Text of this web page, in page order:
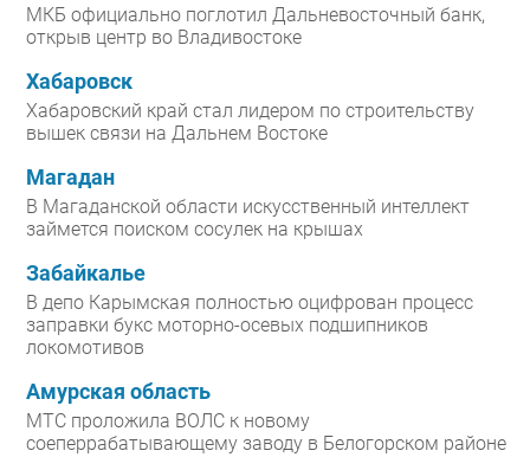
МКБ официально поглотил Дальневосточный банк,
открыв центр во Владивостоке
Хабаровск
Хабаровский край стал лидером по строительству
вышек связи на Дальнем Востоке
Магадан
В Магаданской области искусственный интеллект
займется поиском сосулек на крышах
Забайкалье
В депо Карымская полностью оцифрован процесс
заправки букс моторно-осевых подшипников
локомотивов
Амурская область
МТС проложила ВОЛС к новому
соеперрабатывающему заводу в Белогорском районе